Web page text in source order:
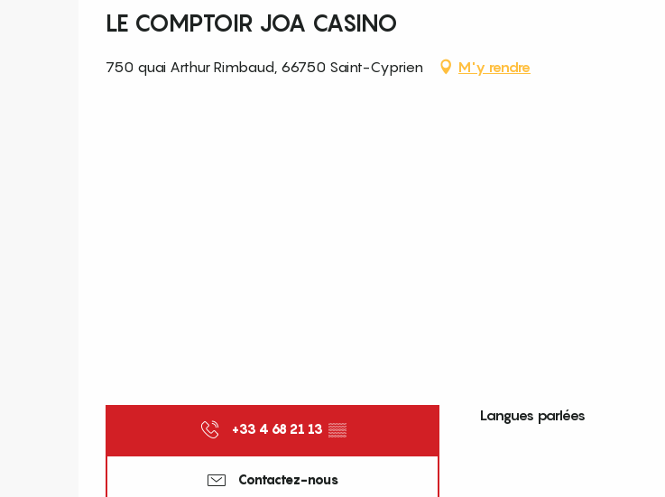
LE COMPTOIR JOA CASINO
750 quai Arthur Rimbaud, 66750 Saint-Cyprien M'y rendre
+33 4 68 21 13 ▒▒
Contactez-nous
Langues parlées
Langues parlées